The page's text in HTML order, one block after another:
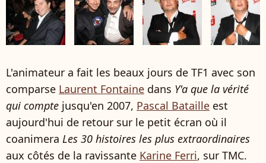
L'animateur a fait les beaux jours de TF1 avec son
comparse Laurent Fontaine dans Y'a que la vérité
qui compte jusqu'en 2007, Pascal Bataille est
aujourd'hui de retour sur le petit écran où il
coanimera Les 30 histoires les plus extraordinaires
aux côtés de la ravissante Karine Ferri, sur TMC.